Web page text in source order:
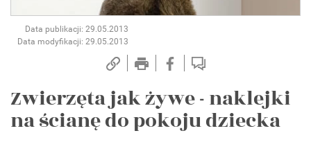
Data publikacji: 29.05.2013
Data modyfikacji: 29.05.2013
Zwierzęta jak żywe - naklejki
na ścianę do pokoju dziecka